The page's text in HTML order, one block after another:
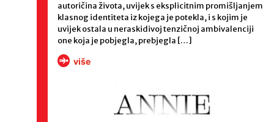
autoričina života, uvijek s eksplicitnim promišljanjem
klasnog identiteta iz kojega je potekla, i s kojim je
uvijek ostala u neraskidivoj tenzičnoj ambivalenciji
one koja je pobjegla, prebjegla […]
više